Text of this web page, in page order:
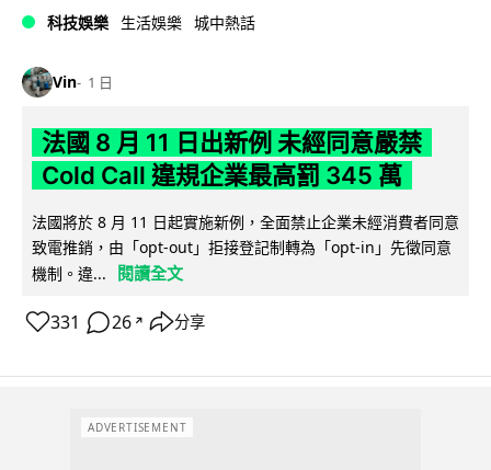
科技娛樂 生活娛樂 城中熱話
Vin 1 日
法國 8 月 11 日出新例 未經同意嚴禁
Cold Call 違規企業最高罰 345 萬
法國將於 8 月 11 日起實施新例，全面禁止企業未經消費者同意
致電推銷，由「opt-out」拒接登記制轉為「opt-in」先徵同意
機制。違...
閱讀全文
331 26 ↗ 分享
ADVERTISEMENT